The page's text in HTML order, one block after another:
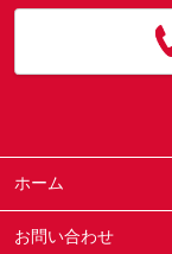
ホーム
お問い合わせ